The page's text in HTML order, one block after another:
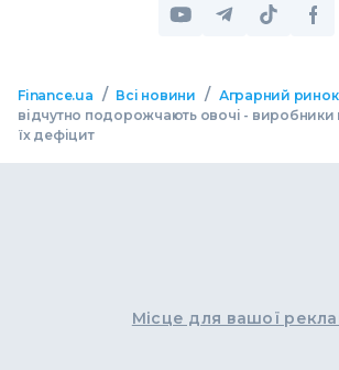
Finance.ua / Всі новини / Аграрний ринок
відчутно подорожчають овочі -
їх дефіцит
Місце для вашої